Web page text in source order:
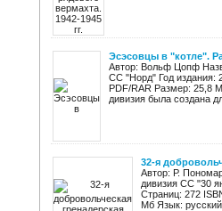
Эсэсовцы в "котле".
Автор: Вольф Цопф
СС "Норд" Год издания:
PDF/RAR Размер: 25,8
дивизия была создана
32-я
Автор: Р.
дивизия СС "30
Страниц: 272
Мб Язык: